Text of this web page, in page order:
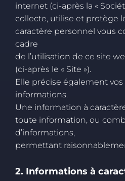
internet (ci-après la «
collecte, utilise et protège
caractère personnel vous
cadre
de l’utilisation de ce site
(ci-après le « Site »).
Elle précise également
informations.
Une information à
toute information, ou
d’informations,
permettant
2. Informations à